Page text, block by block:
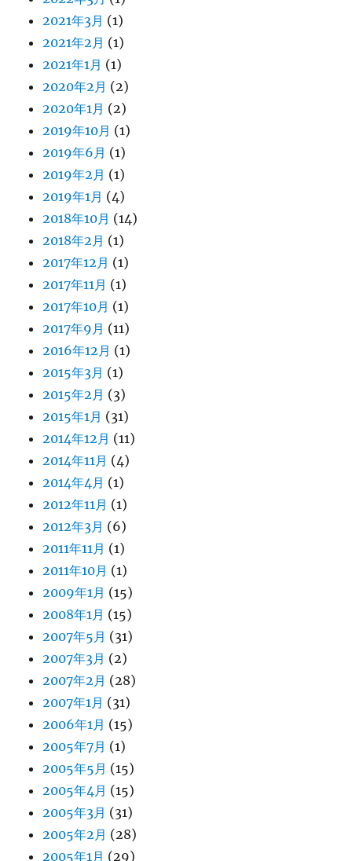
2021年3月 (1)
2021年2月 (1)
2021年1月 (1)
2020年2月 (2)
2020年1月 (2)
2019年10月 (1)
2019年6月 (1)
2019年2月 (1)
2019年1月 (4)
2018年10月 (14)
2018年2月 (1)
2017年12月 (1)
2017年11月 (1)
2017年10月 (1)
2017年9月 (11)
2016年12月 (1)
2015年3月 (1)
2015年2月 (3)
2015年1月 (31)
2014年12月 (11)
2014年11月 (4)
2014年4月 (1)
2012年11月 (1)
2012年3月 (6)
2011年11月 (1)
2011年10月 (1)
2009年1月 (15)
2008年1月 (15)
2007年5月 (31)
2007年3月 (2)
2007年2月 (28)
2007年1月 (31)
2006年1月 (15)
2005年7月 (1)
2005年5月 (15)
2005年4月 (15)
2005年3月 (31)
2005年2月 (28)
2005年1月 (29)